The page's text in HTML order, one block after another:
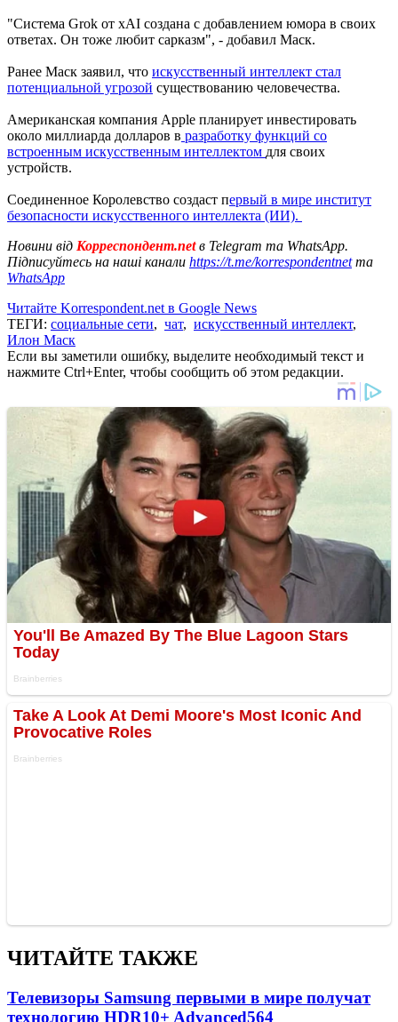
"Система Grok от xAI создана с добавлением юмора в своих
ответах. Он тоже любит сарказм", - добавил Маск.
Ранее Маск заявил, что искусственный интеллект стал
потенциальной угрозой существованию человечества.
Американская компания Apple планирует инвестировать
около миллиарда долларов в разработку функций со
встроенным искусственным интеллектом для своих
устройств.
Соединенное Королевство создаст первый в мире институт
безопасности искусственного интеллекта (ИИ).
Новини від Корреспондент.netв Telegram та WhatsApp.
Підписуйтесь на наші канали https://t.me/korrespondentnetта
WhatsApp
Читайте Korrespondent.net в Google News
ТЕГИ: социальные сети, чат, искусственный интеллект,
Илон Маск
Если вы заметили ошибку, выделите необходимый текст и
нажмите Ctrl+Enter, чтобы сообщить об этом редакции.
ЧИТАЙТЕ ТАКЖЕ
Телевизоры Samsung первыми в мире получат
технологию HDR10+ Advanced564